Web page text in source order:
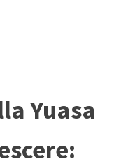
Yuasa